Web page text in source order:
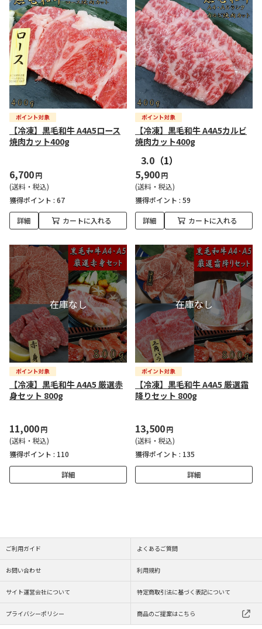
【冷凍】黒毛和牛 A4A5ロース
焼肉カット400g
6,700円
(送料・税込)
獲得ポイント : 67
詳細 カートに入れる
【冷凍】黒毛和牛 A4A5カルビ
焼肉カット400g
3.0 （1）
5,900円
(送料・税込)
獲得ポイント : 59
詳細 カートに入れる
【冷凍】黒毛和牛 A4A5 厳選赤
身セット 800g
11,000円
(送料・税込)
獲得ポイント : 110
詳細
【冷凍】黒毛和牛 A4A5 厳選霜
降りセット 800g
13,500円
(送料・税込)
獲得ポイント : 135
詳細
ご利用ガイド よくあるご質問
お問い合わせ 利用規約
サイト運営会社について 特定商取引法に基づく表記について
プライバシーポリシー 商品のご提案はこちら